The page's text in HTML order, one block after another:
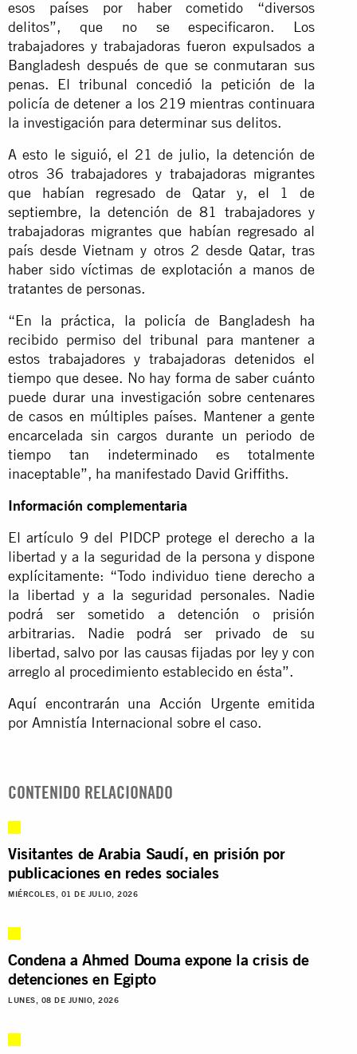
esos países por haber cometido “diversos
delitos”, que no se especificaron. Los
trabajadores y trabajadoras fueron expulsados a
Bangladesh después de que se conmutaran sus
penas. El tribunal concedió la petición de la
policía de detener a los 219 mientras continuara
la investigación para determinar sus delitos.
A esto le siguió, el 21 de julio, la detención de
otros 36 trabajadores y trabajadoras migrantes
que habían regresado de Qatar y, el 1 de
septiembre, la detención de 81 trabajadores y
trabajadoras migrantes que habían regresado al
país desde Vietnam y otros 2 desde Qatar, tras
haber sido víctimas de explotación a manos de
tratantes de personas.
“En la práctica, la policía de Bangladesh ha
recibido permiso del tribunal para mantener a
estos trabajadores y trabajadoras detenidos el
tiempo que desee. No hay forma de saber cuánto
puede durar una investigación sobre centenares
de casos en múltiples países. Mantener a gente
encarcelada sin cargos durante un periodo de
tiempo tan indeterminado es totalmente
inaceptable”, ha manifestado David Griffiths.
Información complementaria
El artículo 9 del PIDCP protege el derecho a la
libertad y a la seguridad de la persona y dispone
explícitamente: “Todo individuo tiene derecho a
la libertad y a la seguridad personales. Nadie
podrá ser sometido a detención o prisión
arbitrarias. Nadie podrá ser privado de su
libertad, salvo por las causas fijadas por ley y con
arreglo al procedimiento establecido en ésta”.
Aquí encontrarán una Acción Urgente emitida
por Amnistía Internacional sobre el caso.
CONTENIDO RELACIONADO
Visitantes de Arabia Saudí, en prisión por
publicaciones en redes sociales
MIÉRCOLES, 01 DE JULIO, 2026
Condena a Ahmed Douma expone la crisis de
detenciones en Egipto
LUNES, 08 DE JUNIO, 2026